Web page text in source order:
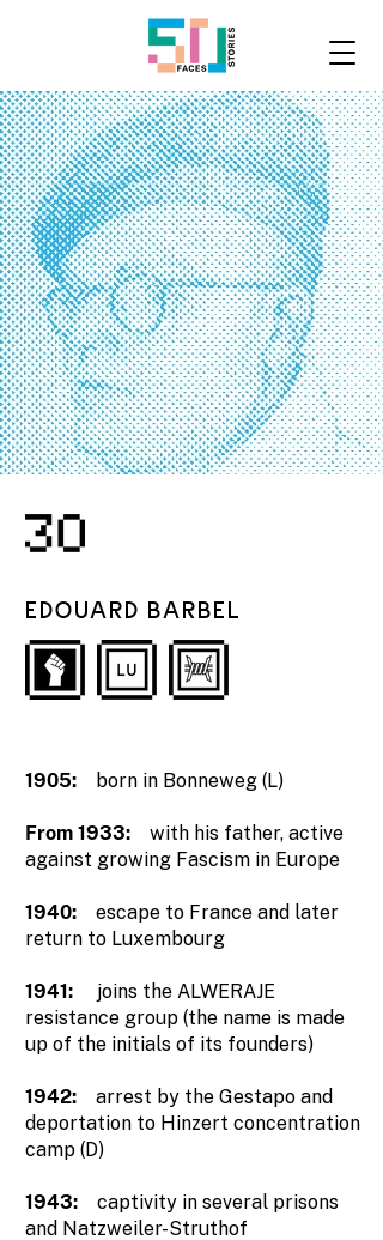
EDOUARD BARBEL
1905: born in Bonneweg (L)
From 1933: with his father, active
against growing Fascism in Europe
1940: escape to France and later
return to Luxembourg
1941: joins the ALWERAJE
resistance group (the name is made
up of the initials of its founders)
1942: arrest by the Gestapo and
deportation to Hinzert concentration
camp (D)
1943: captivity in several prisons
and Natzweiler-Struthof